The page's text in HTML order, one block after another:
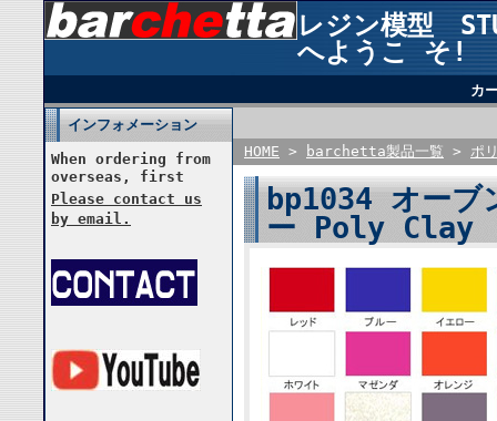
レジン模型
へようこ そ!
カ
インフォメーション
When ordering from
overseas, first
Please contact us
by email.
HOME > barchetta製品一覧 > ポ
bp1034 オーブ
ー Poly Clay